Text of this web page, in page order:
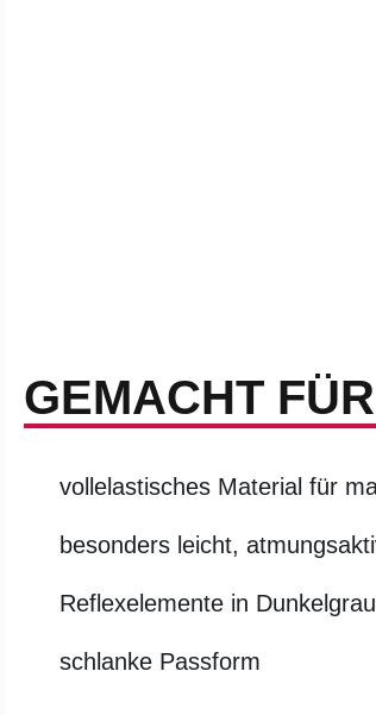
GEMACHT
vollelastisches Material für
besonders leicht,
Reflexelemente in Dunkelgrau
schlanke Passform